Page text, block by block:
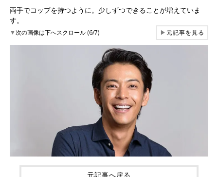
両手でコップを持つように。少しずつできることが増えていま
す。
▼次の画像は下へスクロール (6/7) ▶元記事を見る
元記事へ戻る